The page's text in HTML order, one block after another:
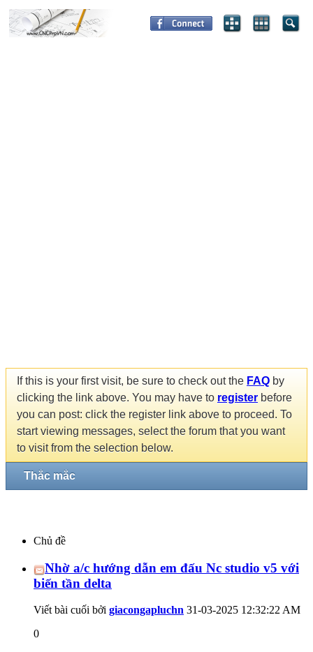
If this is your first visit, be sure to check out the FAQ by
clicking the link above. You may have to register before
you can post: click the register link above to proceed. To
start viewing messages, select the forum that you want
to visit from the selection below.
Thắc mắc
Chủ đề
Nhờ a/c hướng dẫn em đấu Nc studio v5 với
biến tần delta
Viết bài cuối bởi giacongapluchn 31-03-2025 12:32:22 AM
0